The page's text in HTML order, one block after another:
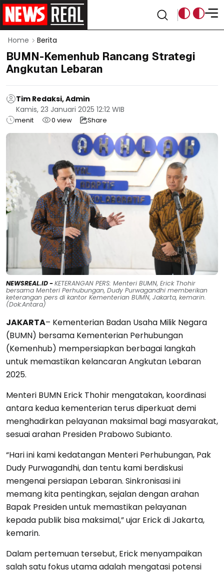
Home Berita
BUMN-Kemenhub Rancang Strategi
Angkutan Lebaran
Tim Redaksi, Admin
Kamis, 23 Januari 2025 12:12 WIB
menit 0 view Share
NEWSREAL.ID -KETERANGAN PERS: Menteri BUMN, Erick Thohir
bersama Menteri Perhubungan, Dudy Purwagandhi memberikan
keterangan pers di kantor Kementerian BUMN, Jakarta, kemarin.
(Dok:Antara)
JAKARTA– Kementerian Badan Usaha Milik Negara
(BUMN) bersama Kementerian Perhubungan
(Kemenhub) mempersiapkan berbagai langkah
untuk memastikan kelancaran Angkutan Lebaran
2025.
Menteri BUMN Erick Thohir mengatakan, koordinasi
antara kedua kementerian terus diperkuat demi
menghadirkan pelayanan maksimal bagi masyarakat,
sesuai arahan Presiden Prabowo Subianto.
“Hari ini kami kedatangan Menteri Perhubungan, Pak
Dudy Purwagandhi, dan tentu kami berdiskusi
mengenai persiapan Lebaran. Sinkronisasi ini
memang kita pentingkan, sejalan dengan arahan
Bapak Presiden untuk memastikan pelayanan
kepada publik bisa maksimal,” ujar Erick di Jakarta,
kemarin.
Dalam pertemuan tersebut, Erick menyampaikan
salah satu fokus utama adalah mengatasi potensi